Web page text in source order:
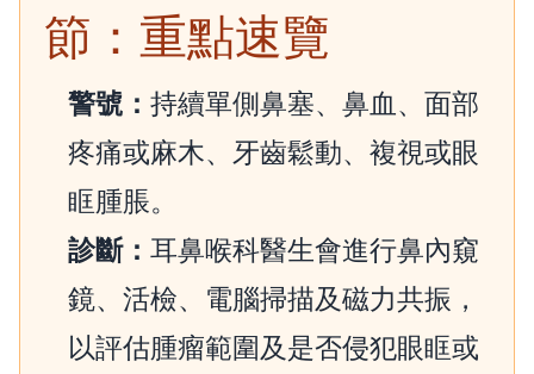
節：重點速覽
警號： 持續單側鼻塞、鼻血、面部
疼痛或麻木、牙齒鬆動、複視或眼
眶腫脹。
診斷： 耳鼻喉科醫生會進行鼻內窺
鏡、活檢、電腦掃描及磁力共振，
以評估腫瘤範圍及是否侵犯眼眶或